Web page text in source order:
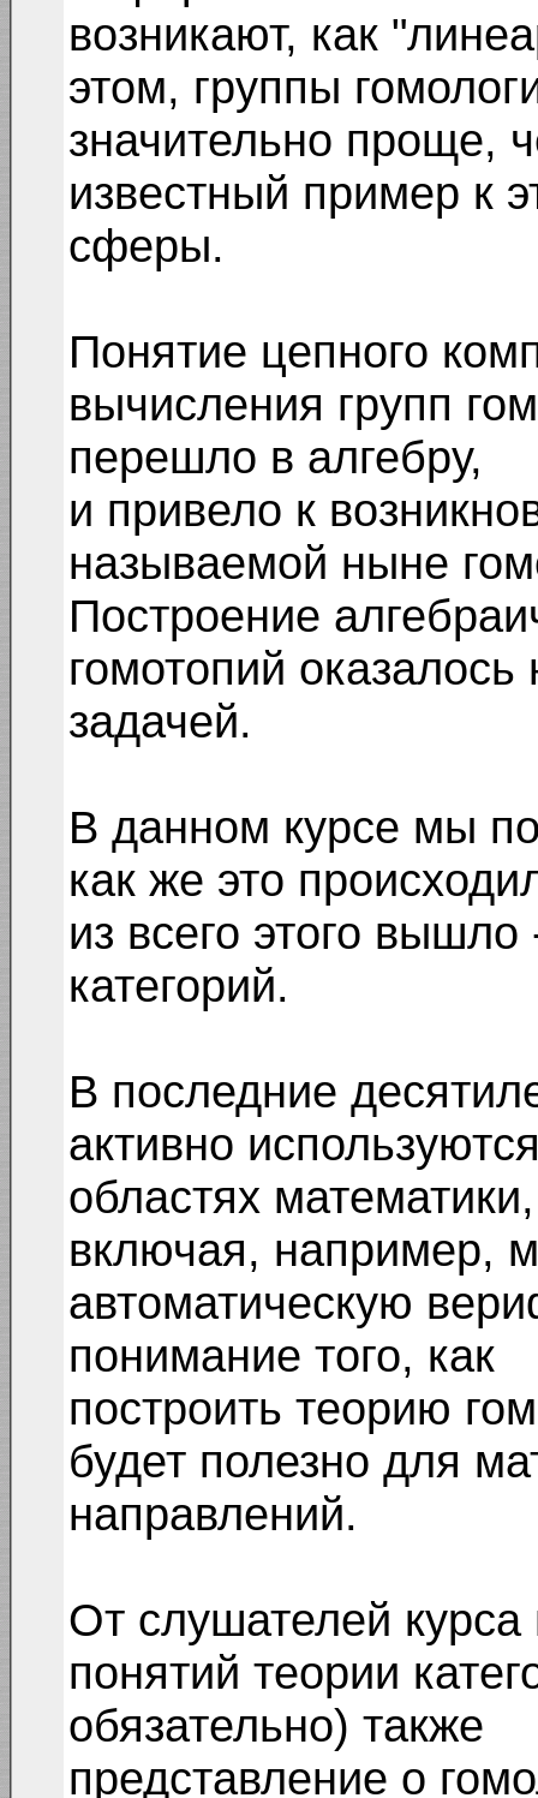
возникают, как
этом, группы
значительно проще,
известный пример к
сферы.
Понятие цепного
вычисления групп
перешло в алгебру,
и привело к
называемой ныне
Построение
гомотопий
задачей.
В данном курсе мы
как же это
из всего этого
категорий.
В последние
активно
областях математики,
включая, например,
автоматическую
понимание того, как
построить теорию
будет полезно для
направлений.
От слушателей курса
понятий теории
обязательно) также
представление о